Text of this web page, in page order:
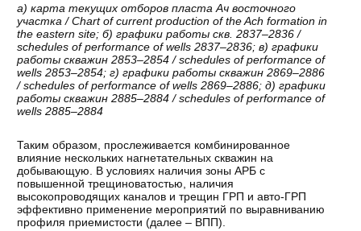
а)карта текущих отборов пласта Ач восточного
участка / Chart of current production of the Ach formation in
the eastern site;б)графики работы скв . 2837–2836 /
schedules of performance of wells 2837–2836;в)графики
работы скважин 2853–2854 / schedules of performance of
wells 2853–2854;г)графики работы скважин 2869–2886
/ schedules of performance of wells 2869–2886;д)графики
работы скважин 2885–2884 / schedules of performance of
wells 2885–2884
Таким образом, прослеживается комбинированное
влияние нескольких нагнетательных скважин на
добывающую. В условиях наличия зоны АРБ с
повышенной трещиноватостью, наличия
высокопроводящих каналов и трещин ГРП и авто-ГРП
эффективно применение мероприятий по выравниванию
профиля приемистости (далее – ВПП).